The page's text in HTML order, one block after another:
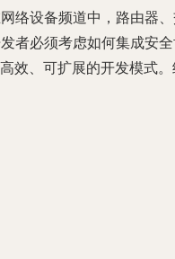
设备频道中，路由器
必须考虑如何集成安
、可扩展的开发模式